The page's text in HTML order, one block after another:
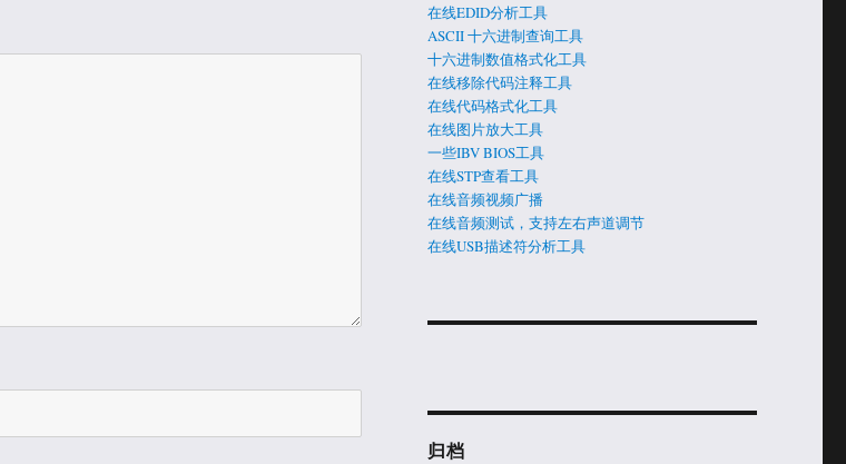
在线EDID分析工具
ASCII 十六进制查询工具
十六进制数值格式化工具
在线移除代码注释工具
在线代码格式化工具
在线图片放大工具
一些IBV BIOS工具
在线STP查看工具
在线音频视频广播
在线音频测试，支持左右声道调节
在线USB描述符分析工具
归档